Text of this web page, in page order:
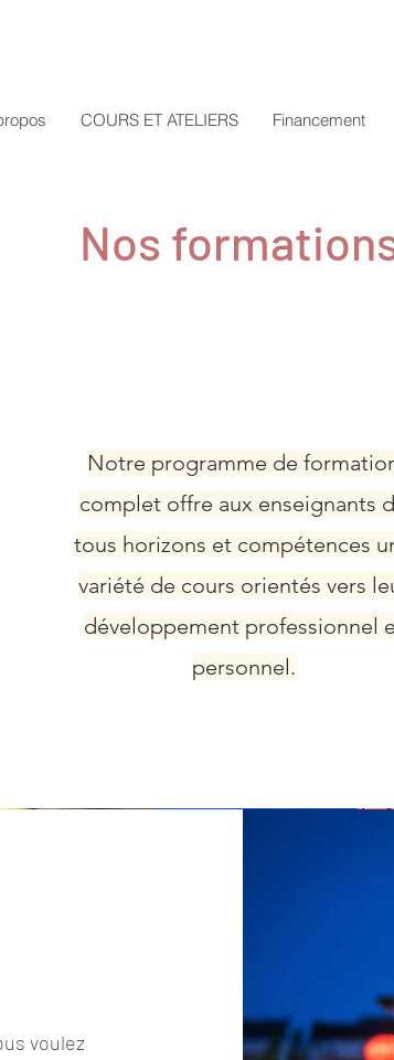
COURS ET ATELIERS Financement
Nos
Notre programme de
complet offre aux enseignants
tous horizons et compétences
variété de cours orientés vers
développement professionnel
personnel.
voulez